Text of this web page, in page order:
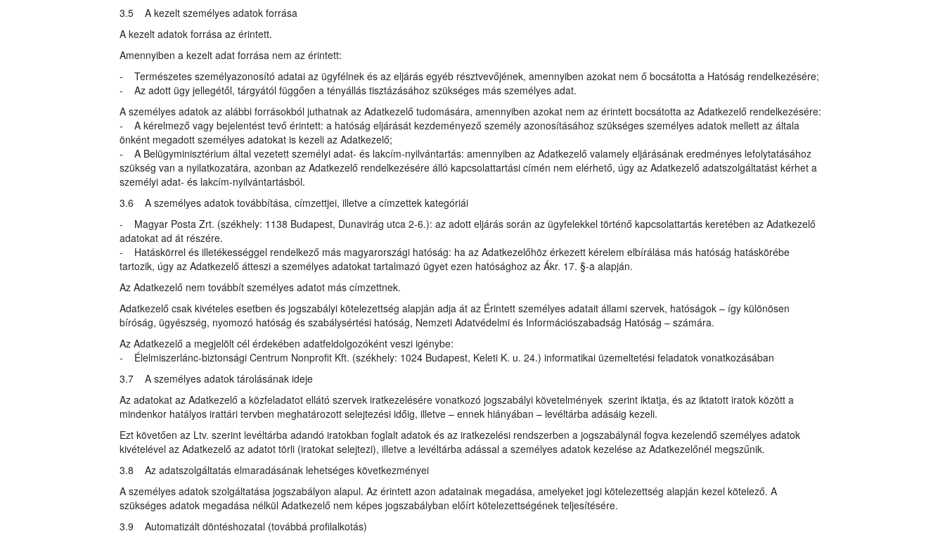
3.5 A kezelt személyes adatok forrása
A kezelt adatok forrása az érintett.
Amennyiben a kezelt adat forrása nem az érintett:
- Természetes személyazonosító adatai az ügyfélnek és az eljárás egyéb résztvevőjének, amennyiben azokat nem ő bocsátotta a Hatóság rendelkezésére;
- Az adott ügy jellegétől, tárgyától függően a tényállás tisztázásához szükséges más személyes adat.
A személyes adatok az alábbi forrásokból juthatnak az Adatkezelő tudomására, amennyiben azokat nem az érintett bocsátotta az Adatkezelő rendelkezésére:
- A kérelmező vagy bejelentést tevő érintett: a hatóság eljárását kezdeményező személy azonosításához szükséges személyes adatok mellett az általa
önként megadott személyes adatokat is kezeli az Adatkezelő;
- A Belügyminisztérium által vezetett személyi adat- és lakcím-nyilvántartás: amennyiben az Adatkezelő valamely eljárásának eredményes lefolytatásához
szükség van a nyilatkozatára, azonban az Adatkezelő rendelkezésére álló kapcsolattartási címén nem elérhető, úgy az Adatkezelő adatszolgáltatást kérhet a
személyi adat- és lakcím-nyilvántartásból.
3.6 A személyes adatok továbbítása, címzettjei, illetve a címzettek kategóriái
- Magyar Posta Zrt. (székhely: 1138 Budapest, Dunavirág utca 2-6.): az adott eljárás során az ügyfelekkel történő kapcsolattartás keretében az Adatkezelő
adatokat ad át részére.
- Hatáskörrel és illetékességgel rendelkező más magyarországi hatóság: ha az Adatkezelőhöz érkezett kérelem elbírálása más hatóság hatáskörébe
tartozik, úgy az Adatkezelő átteszi a személyes adatokat tartalmazó ügyet ezen hatósághoz az Ákr. 17. §-a alapján.
Az Adatkezelő nem továbbít személyes adatot más címzettnek.
Adatkezelő csak kivételes esetben és jogszabályi kötelezettség alapján adja át az Érintett személyes adatait állami szervek, hatóságok – így különösen
bíróság, ügyészség, nyomozó hatóság és szabálysértési hatóság, Nemzeti Adatvédelmi és Információszabadság Hatóság – számára.
Az Adatkezelő a megjelölt cél érdekében adatfeldolgozóként veszi igénybe:
- Élelmiszerlánc-biztonsági Centrum Nonprofit Kft. (székhely: 1024 Budapest, Keleti K. u. 24.) informatikai üzemeltetési feladatok vonatkozásában
3.7 A személyes adatok tárolásának ideje
Az adatokat az Adatkezelő a közfeladatot ellátó szervek iratkezelésére vonatkozó jogszabályi követelmények szerint iktatja, és az iktatott iratok között a
mindenkor hatályos irattári tervben meghatározott selejtezési időig, illetve – ennek hiányában – levéltárba adásáig kezeli.
Ezt követően az Ltv. szerint levéltárba adandó iratokban foglalt adatok és az iratkezelési rendszerben a jogszabálynál fogva kezelendő személyes adatok
kivételével az Adatkezelő az adatot törli (iratokat selejtezi), illetve a levéltárba adással a személyes adatok kezelése az Adatkezelőnél megszűnik.
3.8 Az adatszolgáltatás elmaradásának lehetséges következményei
A személyes adatok szolgáltatása jogszabályon alapul. Az érintett azon adatainak megadása, amelyeket jogi kötelezettség alapján kezel kötelező. A
szükséges adatok megadása nélkül Adatkezelő nem képes jogszabályban előírt kötelezettségének teljesítésére.
3.9 Automatizált döntéshozatal (továbbá profilalkotás)